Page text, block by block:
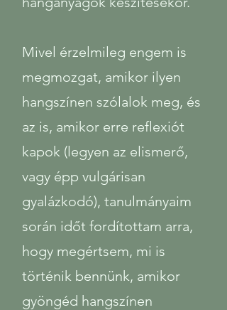
Mivel érzelmileg engem is
megmozgat, amikor ilyen
hangszínen szólalok meg, és
az is, amikor erre reflexiót
kapok (legyen az elismerő,
vagy épp vulgárisan
gyalázkodó), tanulmányaim
során időt fordítottam arra,
hogy megértsem, mi is
történik bennünk, amikor
gyöngéd hangszínen